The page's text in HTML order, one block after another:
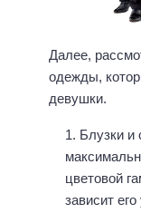
Далее,
одежды,
девушки.
Блузки и
цветовой
зависит